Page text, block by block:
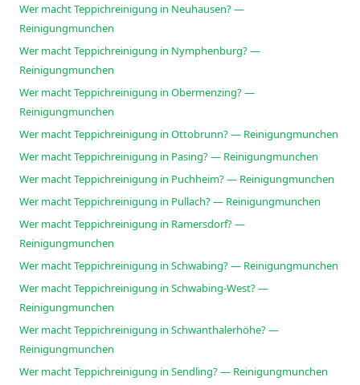
Wer macht Teppichreinigung in Neuhausen? —
Reinigungmunchen
Wer macht Teppichreinigung in Nymphenburg? —
Reinigungmunchen
Wer macht Teppichreinigung in Obermenzing? —
Reinigungmunchen
Wer macht Teppichreinigung in Ottobrunn? — Reinigungmunchen
Wer macht Teppichreinigung in Pasing? — Reinigungmunchen
Wer macht Teppichreinigung in Puchheim? — Reinigungmunchen
Wer macht Teppichreinigung in Pullach? — Reinigungmunchen
Wer macht Teppichreinigung in Ramersdorf? —
Reinigungmunchen
Wer macht Teppichreinigung in Schwabing? — Reinigungmunchen
Wer macht Teppichreinigung in Schwabing-West? —
Reinigungmunchen
Wer macht Teppichreinigung in Schwanthalerhöhe? —
Reinigungmunchen
Wer macht Teppichreinigung in Sendling? — Reinigungmunchen